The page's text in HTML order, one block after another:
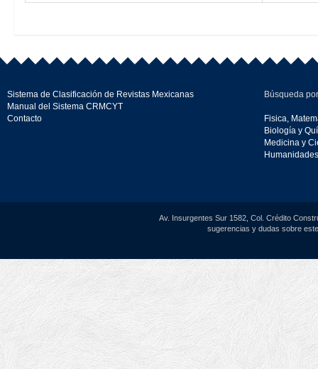
Sistema de Clasificación de Revistas Mexicanas
Manual del Sistema CRMCYT
Contacto
Búsqueda
Fisica,
Biología y
Medicina y
Av. Insurgentes Sur 1582, Col. Crédito
sugerencias y dudas sobre